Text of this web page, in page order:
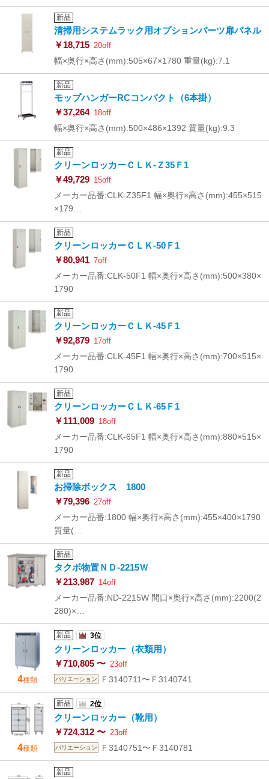
新品
清掃用システムラック用オプションパーツ扉パネル
￥18,715 20off
幅×奥行×高さ(mm):505×67×1780 重量(kg):7.1
新品
モップハンガーRCコンパクト（6本掛）
￥37,264 18off
幅×奥行×高さ(mm):500×486×1392 質量(kg):9.3
新品
クリーンロッカーＣＬＫ-Ｚ35Ｆ1
￥49,729 15off
メーカー品番:CLK-Z35F1 幅×奥行×高さ(mm):455×515
×179…
新品
クリーンロッカーＣＬＫ-50Ｆ1
￥80,941 7off
メーカー品番:CLK-50F1 幅×奥行×高さ(mm):500×380×
1790
新品
クリーンロッカーＣＬＫ-45Ｆ1
￥92,879 17off
メーカー品番:CLK-45F1 幅×奥行×高さ(mm):700×515×
1790
新品
クリーンロッカーＣＬＫ-65Ｆ1
￥111,009 18off
メーカー品番:CLK-65F1 幅×奥行×高さ(mm):880×515×
1790
新品
お掃除ボックス 1800
￥79,396 27off
メーカー品番:1800 幅×奥行×高さ(mm):455×400×1790
質量(…
新品
タクボ物置ＮＤ-2215Ｗ
￥213,987 14off
メーカー品番:ND-2215W 間口×奥行×高さ(mm):2200(2
280)×…
4種類
新品 3位
クリーンロッカー（衣類用）
￥710,805 〜 23off
バリエーション Ｆ3140711〜Ｆ3140741
4種類
新品 2位
クリーンロッカー（靴用）
￥724,312 〜 23off
バリエーション Ｆ3140751〜Ｆ3140781
新品